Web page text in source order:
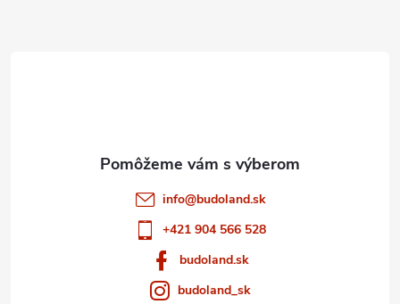
info@budoland.sk
+421 904 566 528
budoland.sk
budoland_sk